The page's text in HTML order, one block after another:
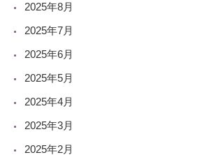
2025年8月
2025年7月
2025年6月
2025年5月
2025年4月
2025年3月
2025年2月